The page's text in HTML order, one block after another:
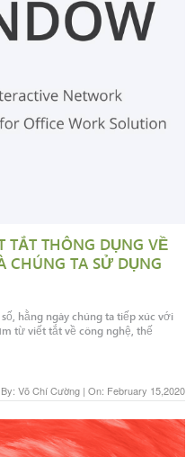
TẮT THÔNG DỤNG VỀ
CHÚNG TA SỬ DỤNG
hằng ngày chúng ta tiếp xúc với
từ viết tắt về công nghệ, thế
By: Võ Chí Cường | On: February 15,2020